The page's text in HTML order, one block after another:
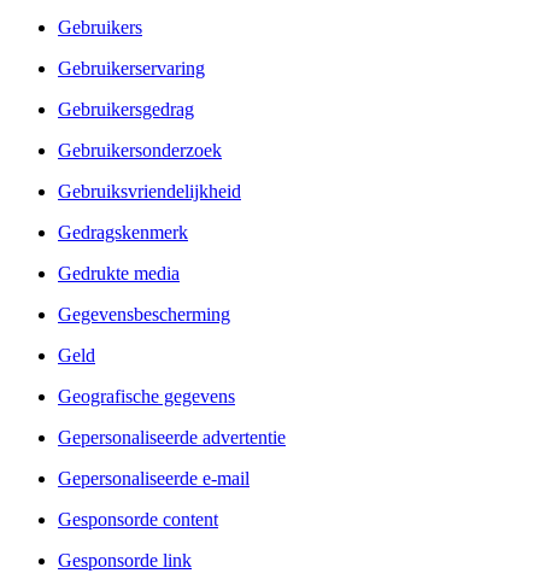
Gebruikers
Gebruikerservaring
Gebruikersgedrag
Gebruikersonderzoek
Gebruiksvriendelijkheid
Gedragskenmerk
Gedrukte media
Gegevensbescherming
Geld
Geografische gegevens
Gepersonaliseerde advertentie
Gepersonaliseerde e-mail
Gesponsorde content
Gesponsorde link